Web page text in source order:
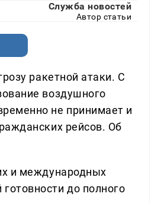
Служба новостей
Автор статьи
ракетной атаки. С
воздушного
не принимает и
рейсов. Об
и международных
до полного